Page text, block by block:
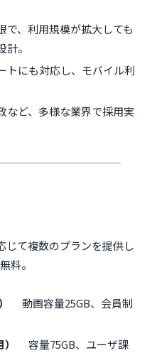
で、利用規模が拡大しても
。
トにも対応し、モバイル利
など、多様な業界で採用実
て複数のプランを提供し
料。
動画容量25GB、会員制
容量75GB、ユーザ課